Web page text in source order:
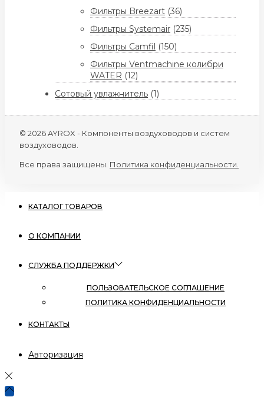
Фильтры Breezart (36)
Фильтры Systemair (235)
Фильтры Camfil (150)
Фильтры Ventmachine колибри
WATER (12)
Сотовый увлажнитель (1)
© 2026 AYROX - Компоненты воздуховодов и систем
воздуховодов.
Все права защищены. Политика конфиденциальности.
КАТАЛОГ ТОВАРОВ
О КОМПАНИИ
СЛУЖБА ПОДДЕРЖКИ
ПОЛЬЗОВАТЕЛЬСКОЕ СОГЛАШЕНИЕ
ПОЛИТИКА КОНФИДЕНЦИАЛЬНОСТИ
КОНТАКТЫ
Авторизация